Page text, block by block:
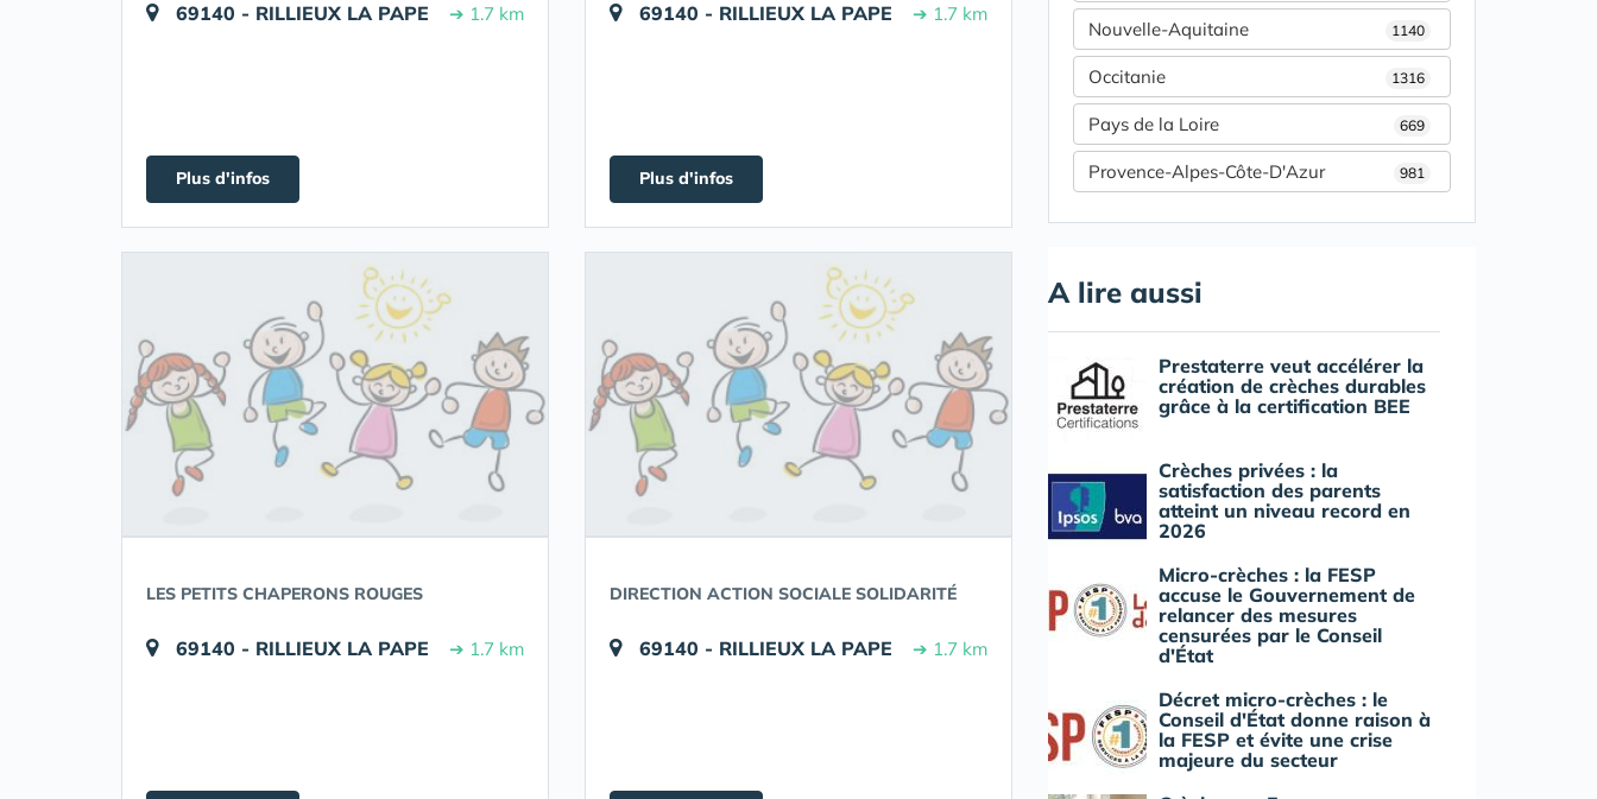
69140 - RILLIEUX LA PAPE ➔ 1.7 km
Plus d'infos
69140 - RILLIEUX LA PAPE ➔ 1.7 km
Plus d'infos
LES PETITS CHAPERONS ROUGES
69140 - RILLIEUX LA PAPE ➔ 1.7 km
DIRECTION ACTION SOCIALE SOLIDARITÉ
69140 - RILLIEUX LA PAPE ➔ 1.7 km
Nouvelle-Aquitaine 1140
Occitanie 1316
Pays de la Loire 669
Provence-Alpes-Côte-D'Azur 981
A lire aussi
Prestaterre veut accélérer la
création de crèches durables
grâce à la certification BEE
Crèches privées : la
satisfaction des parents
atteint un niveau record en
2026
Micro-crèches : la FESP
accuse le Gouvernement de
relancer des mesures
censurées par le Conseil
d'État
Décret micro-crèches : le
Conseil d'État donne raison à
la FESP et évite une crise
majeure du secteur